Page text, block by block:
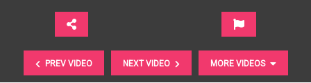
PREV VIDEO NEXT VIDEO MORE VIDEOS